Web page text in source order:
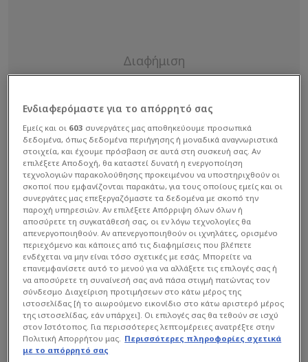
Ενδιαφερόμαστε για το απόρρητό σας
Εμείς και οι 603 συνεργάτες μας αποθηκεύουμε προσωπικά
δεδομένα, όπως δεδομένα περιήγησης ή μοναδικά αναγνωριστικά
στοιχεία, και έχουμε πρόσβαση σε αυτά στη συσκευή σας. Αν
επιλέξετε Αποδοχή, θα καταστεί δυνατή η ενεργοποίηση
τεχνολογιών παρακολούθησης προκειμένου να υποστηριχθούν οι
σκοποί που εμφανίζονται παρακάτω, για τους οποίους εμείς και οι
συνεργάτες μας επεξεργαζόμαστε τα δεδομένα με σκοπό την
παροχή υπηρεσιών. Αν επιλέξετε Απόρριψη όλων όλων ή
αποσύρετε τη συγκατάθεσή σας, οι εν λόγω τεχνολογίες θα
απενεργοποιηθούν. Αν απενεργοποιηθούν οι ιχνηλάτες, ορισμένο
περιεχόμενο και κάποιες από τις διαφημίσεις που βλέπετε
ενδέχεται να μην είναι τόσο σχετικές με εσάς. Μπορείτε να
επανεμφανίσετε αυτό το μενού για να αλλάξετε τις επιλογές σας ή
να αποσύρετε τη συναίνεσή σας ανά πάσα στιγμή πατώντας τον
σύνδεσμο Διαχείριση προτιμήσεων στο κάτω μέρος της
ιστοσελίδας [ή το αιωρούμενο εικονίδιο στο κάτω αριστερό μέρος
της ιστοσελίδας, εάν υπάρχει]. Οι επιλογές σας θα τεθούν σε ισχύ
στον Ιστότοπος. Για περισσότερες λεπτομέρειες ανατρέξτε στην
Πολιτική Απορρήτου μας. Περισσότερες πληροφορίες σχετικά
με το απόρρητό σας